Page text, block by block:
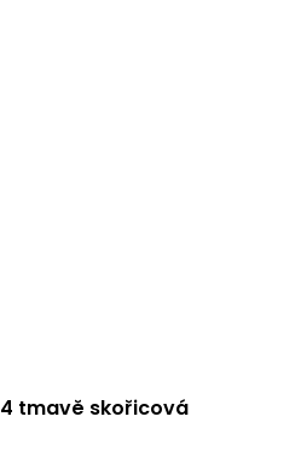
tmavě skořicová